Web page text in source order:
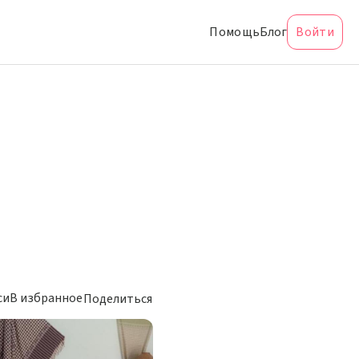
ПомощьБлог Войти
В избранноеПоделиться